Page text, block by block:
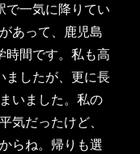
で一気に降りてい
あって、鹿児島
時間です。私も高
ましたが、更に長
いました。私の
気だったけど、
らね。帰りも選